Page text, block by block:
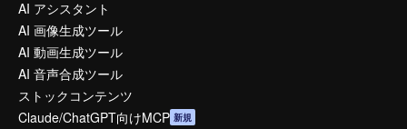
AI アシスタント
AI 画像生成ツール
AI 動画生成ツール
AI 音声合成ツール
ストックコンテンツ
Claude/ChatGPT向けMCP 新規